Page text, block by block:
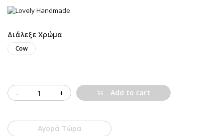
Διάλεξε Χρώμα
Cow
Add to cart
Αγορά Τώρα